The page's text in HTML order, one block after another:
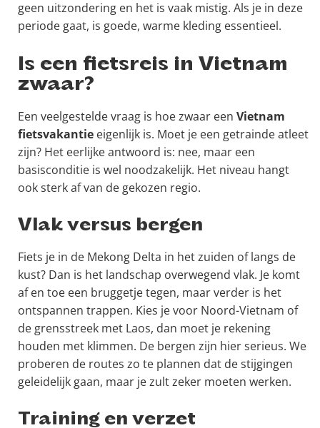
geen uitzondering en het is vaak mistig. Als je in deze
periode gaat, is goede, warme kleding essentieel.
Is een fietsreis in Vietnam
zwaar?
Een veelgestelde vraag is hoe zwaar een Vietnam
fietsvakantie eigenlijk is. Moet je een getrainde atleet
zijn? Het eerlijke antwoord is: nee, maar een
basisconditie is wel noodzakelijk. Het niveau hangt
ook sterk af van de gekozen regio.
Vlak versus bergen
Fiets je in de Mekong Delta in het zuiden of langs de
kust? Dan is het landschap overwegend vlak. Je komt
af en toe een bruggetje tegen, maar verder is het
ontspannen trappen. Kies je voor Noord-Vietnam of
de grensstreek met Laos, dan moet je rekening
houden met klimmen. De bergen zijn hier serieus. We
proberen de routes zo te plannen dat de stijgingen
geleidelijk gaan, maar je zult zeker moeten werken.
Training en verzet